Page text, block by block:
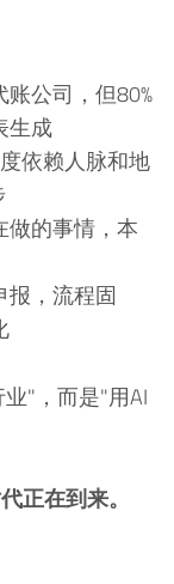
公司，但80%
生成
依赖人脉和地
做的事情，本
报，流程固
"，而是"用AI
正在到来。